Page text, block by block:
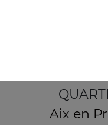
Aix en